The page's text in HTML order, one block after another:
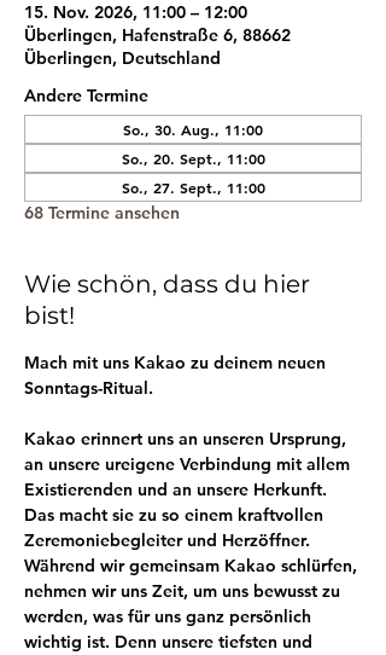
15. Nov. 2026, 11:00 – 12:00
Überlingen, Hafenstraße 6, 88662
Überlingen, Deutschland
Andere Termine
So., 30. Aug., 11:00
So., 20. Sept., 11:00
So., 27. Sept., 11:00
68 Termine ansehen
Wie schön, dass du hier
bist!
Mach mit uns Kakao zu deinem neuen
Sonntags-Ritual.
Kakao erinnert uns an unseren Ursprung,
an unsere ureigene Verbindung mit allem
Existierenden und an unsere Herkunft.
Das macht sie zu so einem kraftvollen
Zeremoniebegleiter und Herzöffner.
Während wir gemeinsam Kakao schlürfen,
nehmen wir uns Zeit, um uns bewusst zu
werden, was für uns ganz persönlich
wichtig ist. Denn unsere tiefsten und